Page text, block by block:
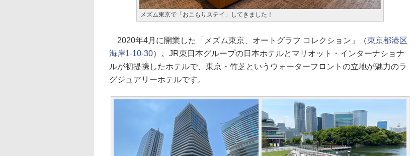
メズム東京で「おこもりステイ」してきました！
2020年4月に開業した「メズム東京、オートグラフ コレクション」（東京都港区
海岸1-10-30）。JR東日本グループの日本ホテルとマリオット・インターナショナ
ルが初提携したホテルで、東京・竹芝というウォーターフロントの立地が魅力のラ
グジュアリーホテルです。